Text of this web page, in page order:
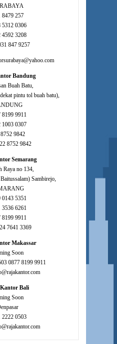
8479 257
5312 0306
4592 3208
847 9257
Bandung
Buah Batu,
pintu tol buah batu),
8199 9911
1003 0307
9842
8752 9842
Semarang
Raya no 134,
Sambirejo,
0143 5351
3536 6261
8199 9911
7641 3369
Makassar
Soon
0877 8199 9911
Bali
Soon
2222 0503